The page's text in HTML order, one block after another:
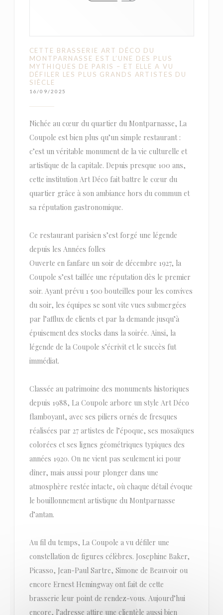
CETTE BRASSERIE ART DÉCO DU
MONTPARNASSE EST L’UNE DES PLUS
MYTHIQUES DE PARIS – ET ELLE A VU
DÉFILER LES PLUS GRANDS ARTISTES DU
SIÈCLE
16/09/2025
Nichée au cœur du quartier du Montparnasse, La
Coupole est bien plus qu’un simple restaurant :
c’est un véritable monument de la vie culturelle et
artistique de la capitale. Depuis presque 100 ans,
cette institution Art Déco fait battre le cœur du
quartier grâce à son ambiance hors du commun et
sa réputation gastronomique.
Ce restaurant parisien s’est forgé une légende
depuis les Années folles
Ouverte en fanfare un soir de décembre 1927, la
Coupole s’est taillée une réputation dès le premier
soir. Ayant prévu 1 500 bouteilles pour les convives
du soir, les équipes se sont vite vues submergées
par l’afflux de clients et par la demande jusqu’à
épuisement des stocks dans la soirée. Ainsi, la
légende de la Coupole s’écrivit et le succès fut
immédiat.
Classée au patrimoine des monuments historiques
depuis 1988, La Coupole arbore un style Art Déco
flamboyant, avec ses piliers ornés de fresques
réalisées par 27 artistes de l’époque, ses mosaïques
colorées et ses lignes géométriques typiques des
années 1920. On ne vient pas seulement ici pour
dîner, mais aussi pour plonger dans une
atmosphère restée intacte, où chaque détail évoque
le bouillonnement artistique du Montparnasse
d’antan.
Au fil du temps, La Coupole a vu défiler une
constellation de figures célèbres. Josephine Baker,
Picasso, Jean-Paul Sartre, Simone de Beauvoir ou
encore Ernest Hemingway ont fait de cette
brasserie leur point de rendez-vous. Aujourd’hui
encore, l’adresse attire une clientèle aussi bien